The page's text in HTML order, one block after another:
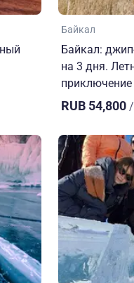
Байкал
Байкал:
на 3 дня.
приключение
RUB 54,800